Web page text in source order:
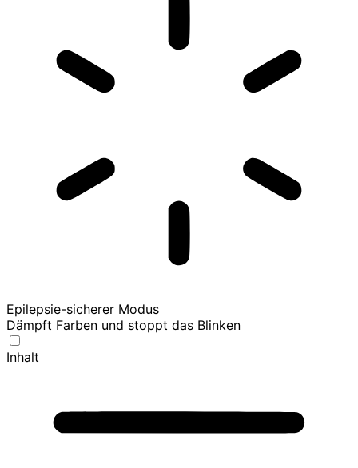
Epilepsie-sicherer Modus
Dämpft Farben und stoppt das Blinken
Inhalt